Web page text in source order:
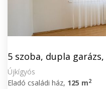
5 szoba, dupla
Újkígyós
Eladó családi ház, 125 m2